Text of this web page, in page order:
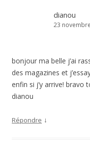
dianou
23
bonjour ma belle j’ai
des magazines et
enfin si j’y arrive! bravo
dianou
Répondre ↓